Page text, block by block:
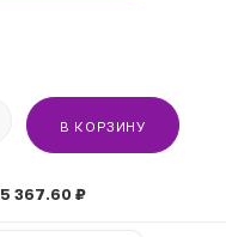
В КОРЗИНУ
5 367.60 ₽